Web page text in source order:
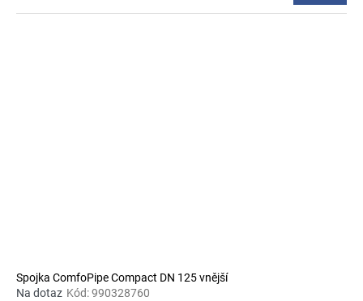
Spojka ComfoPipe Compact DN 125 vnější
Na dotaz Kód:990328760